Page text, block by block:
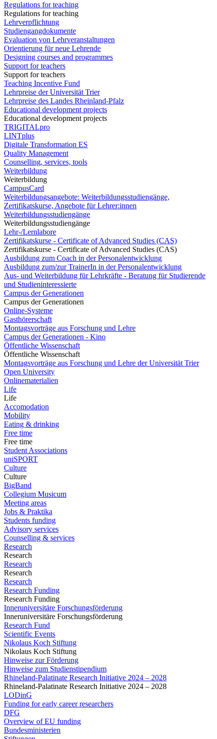
Regulations for teaching
Regulations for teaching
Lehrverpflichtung
Studiengangdokumente
Evaluation von Lehrveranstaltungen
Orientierung für neue Lehrende
Designing courses and programmes
Support for teachers
Support for teachers
Teaching Incentive Fund
Lehrpreise der Universität Trier
Lehrpreise des Landes Rheinland-Pfalz
Educational development projects
Educational development projects
TRIGITALpro
LINTplus
Digitale Transformation ES
Quality Management
Counselling, services, tools
Weiterbildung
Weiterbildung
CampusCard
Weiterbildungsangebote: Weiterbildungsstudiengänge,
Zertifikatskurse, Angebote für Lehrer:innen
Weiterbildungsstudiengänge
Weiterbildungsstudiengänge
Lehr-/Lernlabore
Zertifikatskurse - Certificate of Advanced Studies (CAS)
Zertifikatskurse - Certificate of Advanced Studies (CAS)
Ausbildung zum Coach in der Personalentwicklung
Ausbildung zum/zur TrainerIn in der Personalentwicklung
Aus- und Weiterbildung für Lehrkräfte - Beratung für Studierende
und Studieninteressierte
Campus der Generationen
Campus der Generationen
Online-Systeme
Gasthörerschaft
Montagsvorträge aus Forschung und Lehre
Campus der Generationen - Kino
Öffentliche Wissenschaft
Öffentliche Wissenschaft
Montagsvorträge aus Forschung und Lehre der Universität Trier
Open University
Onlinematerialien
Life
Life
Accomodation
Mobility
Eating & drinking
Free time
Free time
Student Associations
uniSPORT
Culture
Culture
BigBand
Collegium Musicum
Meeting areas
Jobs & Praktika
Students funding
Advisory services
Counselling & services
Research
Research
Research
Research
Research
Research Funding
Research Funding
Inneruniversitäre Forschungsförderung
Inneruniversitäre Forschungsförderung
Research Fund
Scientific Events
Nikolaus Koch Stiftung
Nikolaus Koch Stiftung
Hinweise zur Förderung
Hinweise zum Studienstipendium
Rhineland-Palatinate Research Initiative 2024 – 2028
Rhineland-Palatinate Research Initiative 2024 – 2028
LODinG
Funding for early career researchers
DFG
Overview of EU funding
Bundesministerien